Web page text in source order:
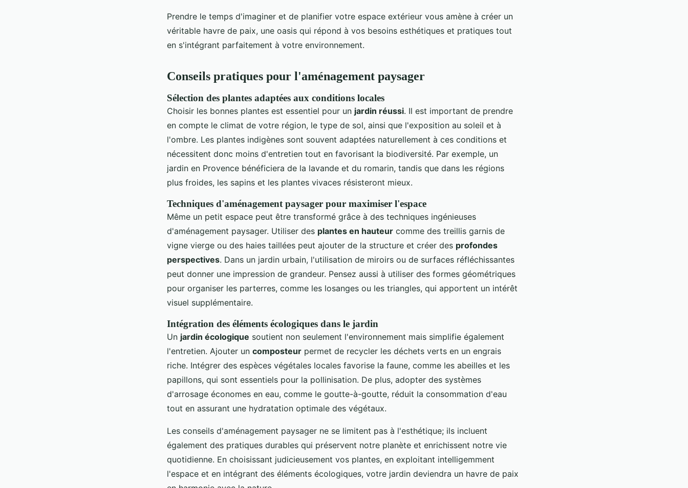
Prendre le temps d'imaginer et de planifier votre espace extérieur vous amène à créer un
véritable havre de paix, une oasis qui répond à vos besoins esthétiques et pratiques tout
en s'intégrant parfaitement à votre environnement.
Conseils pratiques pour l'aménagement paysager
Sélection des plantes adaptées aux conditions locales
Choisir les bonnes plantes est essentiel pour un jardin réussi. Il est important de prendre
en compte le climat de votre région, le type de sol, ainsi que l'exposition au soleil et à
l'ombre. Les plantes indigènes sont souvent adaptées naturellement à ces conditions et
nécessitent donc moins d'entretien tout en favorisant la biodiversité. Par exemple, un
jardin en Provence bénéficiera de la lavande et du romarin, tandis que dans les régions
plus froides, les sapins et les plantes vivaces résisteront mieux.
Techniques d'aménagement paysager pour maximiser l'espace
Même un petit espace peut être transformé grâce à des techniques ingénieuses
d'aménagement paysager. Utiliser des plantes en hauteur comme des treillis garnis de
vigne vierge ou des haies taillées peut ajouter de la structure et créer des profondes
perspectives. Dans un jardin urbain, l'utilisation de miroirs ou de surfaces réfléchissantes
peut donner une impression de grandeur. Pensez aussi à utiliser des formes géométriques
pour organiser les parterres, comme les losanges ou les triangles, qui apportent un intérêt
visuel supplémentaire.
Intégration des éléments écologiques dans le jardin
Un jardin écologique soutient non seulement l'environnement mais simplifie également
l'entretien. Ajouter un composteur permet de recycler les déchets verts en un engrais
riche. Intégrer des espèces végétales locales favorise la faune, comme les abeilles et les
papillons, qui sont essentiels pour la pollinisation. De plus, adopter des systèmes
d'arrosage économes en eau, comme le goutte-à-goutte, réduit la consommation d'eau
tout en assurant une hydratation optimale des végétaux.
Les conseils d'aménagement paysager ne se limitent pas à l'esthétique; ils incluent
également des pratiques durables qui préservent notre planète et enrichissent notre vie
quotidienne. En choisissant judicieusement vos plantes, en exploitant intelligemment
l'espace et en intégrant des éléments écologiques, votre jardin deviendra un havre de paix